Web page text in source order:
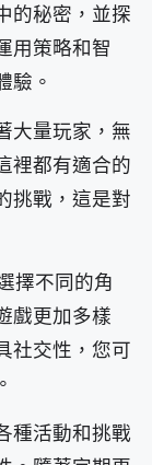
的秘密，並探
用策略和智
驗。
大量玩家，無
裡都有適合的
挑戰，這是對
擇不同的角
戲更加多樣
社交性，您可
種活動和挑戰